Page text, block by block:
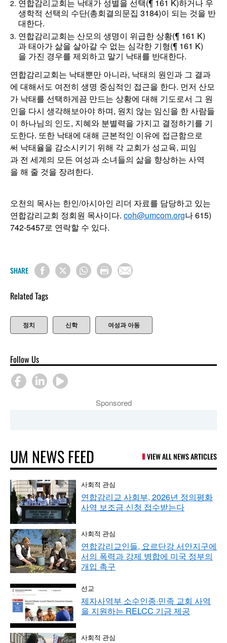
연합감리교회는 낙태가 성별을 선택(¶ 161 K)하거나 우
생학적 선택의 수단(총회결의문집 3184)이 되는 것을 반
대한다.
연합감리교회는 산모의 생명이 위급한 상황(¶ 161 K)
과 태아가 삶을 살아갈 수 없는 심각한 기형(¶ 161 K)
을 가진 경우를 제외하고 말기 낙태를 반대한다.
연합감리교회는 낙태뿐만 아니라, 낙태의 원인과 그 결과
에 대해서도 여전히 생명 중심적인 접근을 한다. 먼저 산모
가 낙태를 선택하게끔 만드는 상황에 대해 기도로서 그 원
인을 다시 생각해보아야 하며, 원치 않는 임신을 한 사람들
이 하나님의 인도, 지혜와 분별력을 가지고 결정하기를 기
도한다. 또한 낙태에 대해 근본적인 이유에 접근함으로
써 낙태율을 감소시키기 위해 각 교회가 성교육, 피임
과 전 세계의 모든 여성과 소녀들의 삶을 향상하는 사역
을 해 줄 것을 장려한다.
오천의 목사는 한인/아시아인 리더 자료를 담당하고 있는
연합감리교회 정회원 목사이다. coh@umcom.org나 615)
742-5457로 연락할 수 있다.
SHARE
Related Tags
정치 신학 여성과 아동
Follow Us
Sponsored
UM NEWS FEED VIEW ALL NEWS ARTICLES
사회적 관심
연합감리교 사회부, 2026년 정의평화
사역 보조금 신청 접수받는다
사회적 관심
연합감리교인들, 요르단강 서안지구에
서의 폭력과 강제 병합에 미국 정부의
개입 촉구
선교
제자사역부 소수인종·민족 교회 사역
을 지원하는 RELCC 기금 제공
사회적 관심